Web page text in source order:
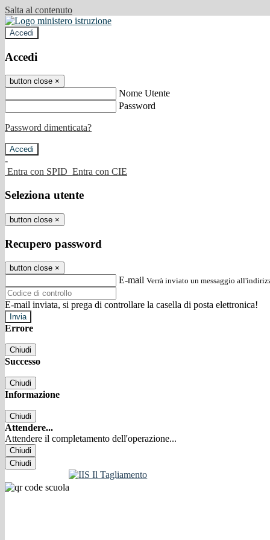
Salta al contenuto
Accedi
Accedi
button close ×
Nome Utente
Password
Password dimenticata?
-
Entra con SPID Entra con CIE
Seleziona utente
button close ×
Recupero password
button close ×
E-mail Verrà inviato un messaggio
E-mail inviata, si prega di controllare la casella di posta elettronica!
Errore
Chiudi
Successo
Chiudi
Informazione
Chiudi
Attendere...
Attendere il completamento dell'operazione...
Chiudi
Chiudi